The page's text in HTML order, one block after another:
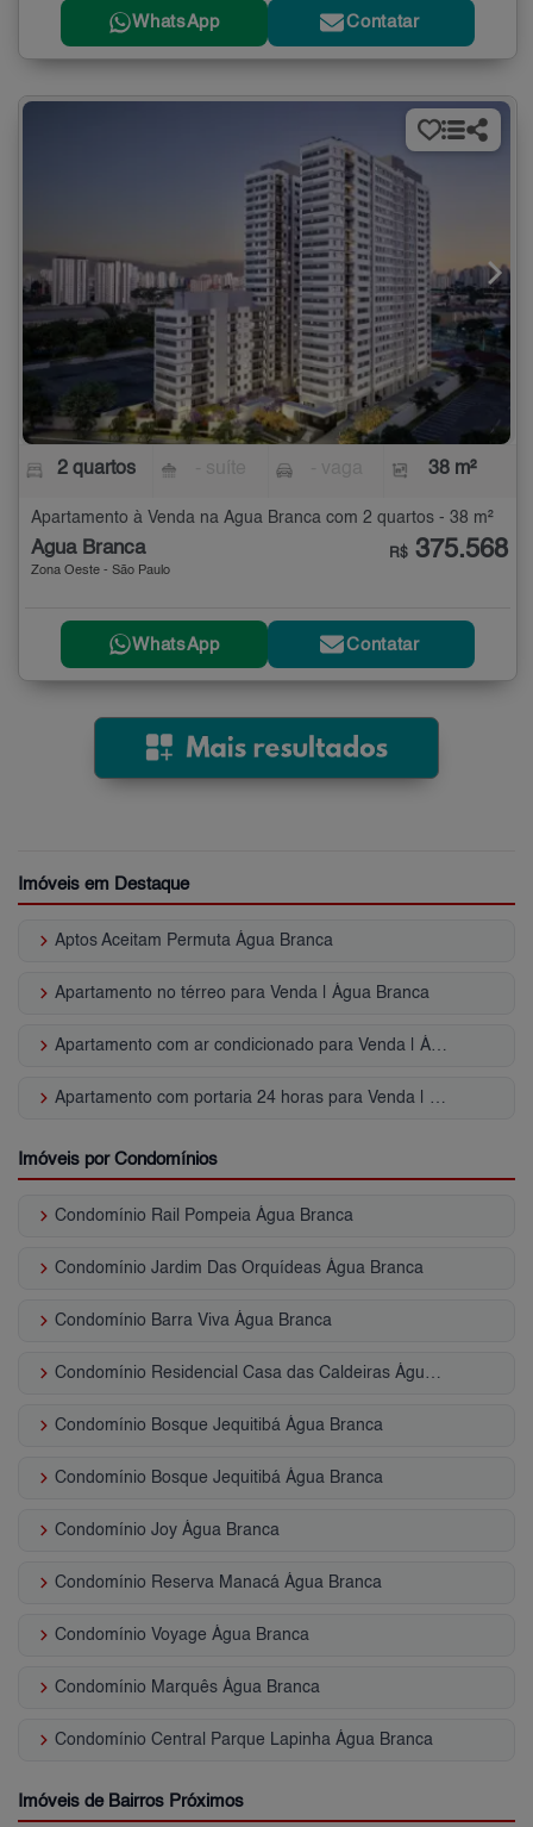
WhatsApp Contatar
2 quartos 38 m²
Apartamento à Venda na Água Branca com 2 quartos - 38 m²
Água Branca
Zona Oeste - São Paulo
R$ 375.568
WhatsApp Contatar
Imóveis em Destaque
keyboard_arrow_right Aptos Aceitam Permuta Água Branca
keyboard_arrow_right Apartamento no térreo para Venda | Água Branca
keyboard_arrow_right Apartamento com ar condicionado para Venda | Água Branca
keyboard_arrow_right Apartamento com portaria 24 horas para Venda | Água Branca
Imóveis por Condomínios
keyboard_arrow_right Condomínio Rail Pompeia Água Branca
keyboard_arrow_right Condomínio Jardim Das Orquídeas Água Branca
keyboard_arrow_right Condomínio Barra Viva Água Branca
keyboard_arrow_right Condomínio Residencial Casa das Caldeiras Água Branca
keyboard_arrow_right Condomínio Bosque Jequitibá Água Branca
keyboard_arrow_right Condomínio Bosque Jequitibá Água Branca
keyboard_arrow_right Condomínio Joy Água Branca
keyboard_arrow_right Condomínio Reserva Manacá Água Branca
keyboard_arrow_right Condomínio Voyage Água Branca
keyboard_arrow_right Condomínio Marquês Água Branca
keyboard_arrow_right Condomínio Central Parque Lapinha Água Branca
Imóveis de Bairros Próximos